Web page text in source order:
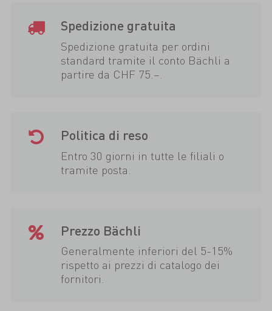
Spedizione gratuita
Spedizione gratuita per ordini
standard tramite il conto Bächli a
partire da CHF 75.–.
Politica di reso
Entro 30 giorni in tutte le filiali o
tramite posta.
Prezzo Bächli
Generalmente inferiori del 5-15%
rispetto ai prezzi di catalogo dei
fornitori.